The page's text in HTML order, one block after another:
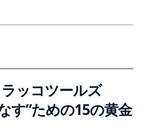
ラッコツールズ
す”ための15の黄金